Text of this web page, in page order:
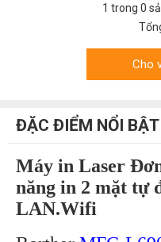
1 trong 0
Cho
ĐẶC ĐIỂM NỔI BẬT
Máy in Laser
năng in 2 mặt tự
LAN.Wifi